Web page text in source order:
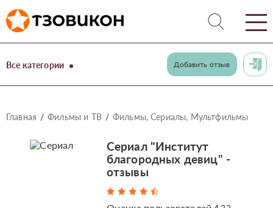
Все категории Добавить отзыв
Главная Фильмы и ТВ Фильмы, Сериалы, Мультфильмы
Сериал "Институт
благородных девиц" -
отзывы